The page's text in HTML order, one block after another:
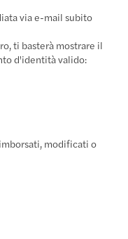
via e-mail subito
ti basterà mostrare il
d'identità valido:
modificati o